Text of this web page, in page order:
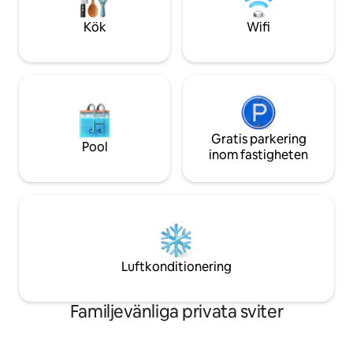
åkturer! Vår
skräddarsydd för
eller avkopplande.
Kök Wifi
Pool
Gratis parkering
inom fastigheten
Luftkonditionering
Familjevänliga privata sviter